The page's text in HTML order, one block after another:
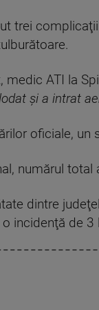
trei
medic ATI la
şi a intrat
oficiale,
numărul
dintre
incidenţă de 3